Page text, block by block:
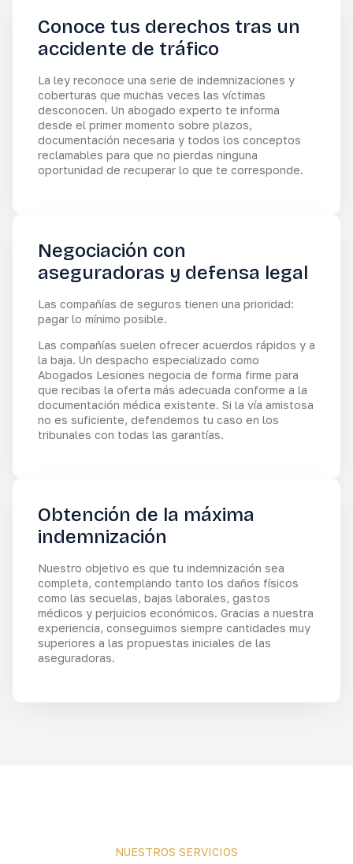
Conoce tus derechos tras un
accidente de tráfico
La ley reconoce una serie de indemnizaciones y
coberturas que muchas veces las víctimas
desconocen. Un abogado experto te informa
desde el primer momento sobre plazos,
documentación necesaria y todos los conceptos
reclamables para que no pierdas ninguna
oportunidad de recuperar lo que te corresponde.
Negociación con
aseguradoras y defensa legal
Las compañías de seguros tienen una prioridad:
pagar lo mínimo posible.
Las compañías suelen ofrecer acuerdos rápidos y a
la baja. Un despacho especializado como
Abogados Lesiones negocia de forma firme para
que recibas la oferta más adecuada conforme a la
documentación médica existente. Si la vía amistosa
no es suficiente, defendemos tu caso en los
tribunales con todas las garantías.
Obtención de la máxima
indemnización
Nuestro objetivo es que tu indemnización sea
completa, contemplando tanto los daños físicos
como las secuelas, bajas laborales, gastos
médicos y perjuicios económicos. Gracias a nuestra
experiencia, conseguimos siempre cantidades muy
superiores a las propuestas iniciales de las
aseguradoras.
NUESTROS SERVICIOS